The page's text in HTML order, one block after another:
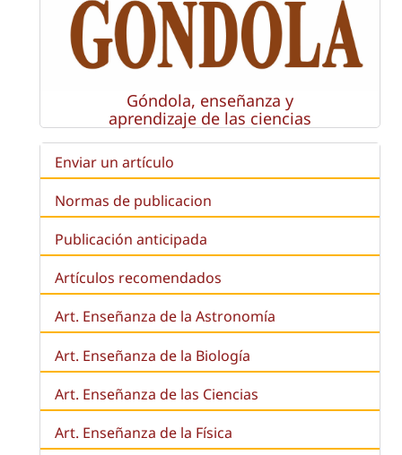
Góndola, enseñanza y
aprendizaje de las ciencias
Enviar un artículo
Normas de publicacion
Publicación anticipada
Artículos recomendados
Art. Enseñanza de la Astronomía
Art. Enseñanza de la Biología
Art. Enseñanza de las Ciencias
Art. Enseñanza de la Física